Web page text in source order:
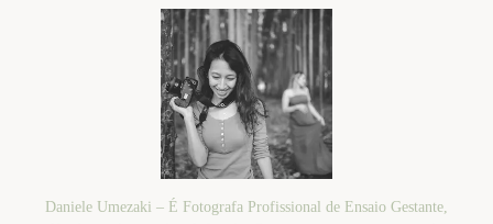
Daniele Umezaki – É Fotografa Profissional de Ensaio Gestante,